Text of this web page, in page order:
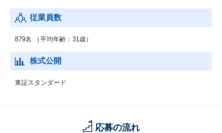
従業員数
879名 （平均年齢：31歳）
株式公開
東証スタンダード
応募の流れ